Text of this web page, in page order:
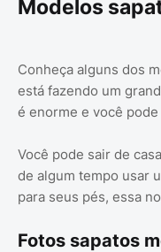
Modelos
Conheça alguns dos
está fazendo um
é enorme e você
Você pode sair de
de algum tempo usar
para seus pés, essa
Fotos sapatos